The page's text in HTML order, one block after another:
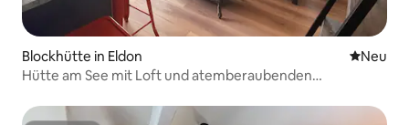
Blockhütte in Eldon Neue
Neu
Hütte am See mit Loft und atemberaubenden